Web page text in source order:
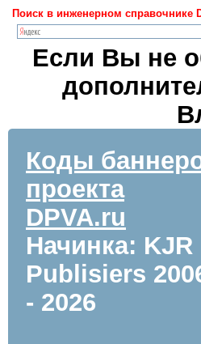
Поиск в инженерном справочнике
Если Вы не
Коды
проекта
DPVA.ru
Начинка: KJR
Publisiers
- 2026